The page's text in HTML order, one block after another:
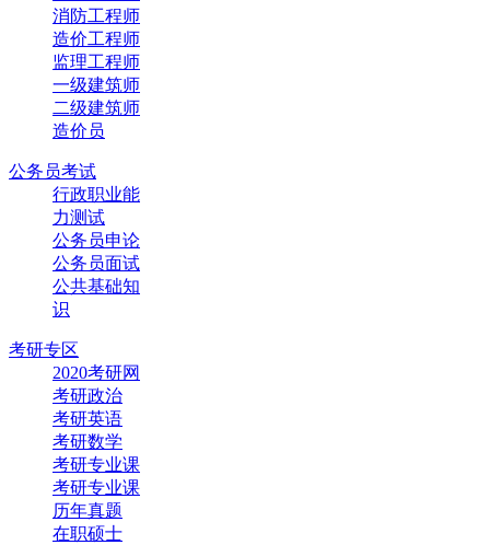
消防工程师
造价工程师
监理工程师
一级建筑师
二级建筑师
造价员
公务员考试
行政职业能
力测试
公务员申论
公务员面试
公共基础知
识
考研专区
2020考研网
考研政治
考研英语
考研数学
考研专业课
考研专业课
历年真题
在职硕士